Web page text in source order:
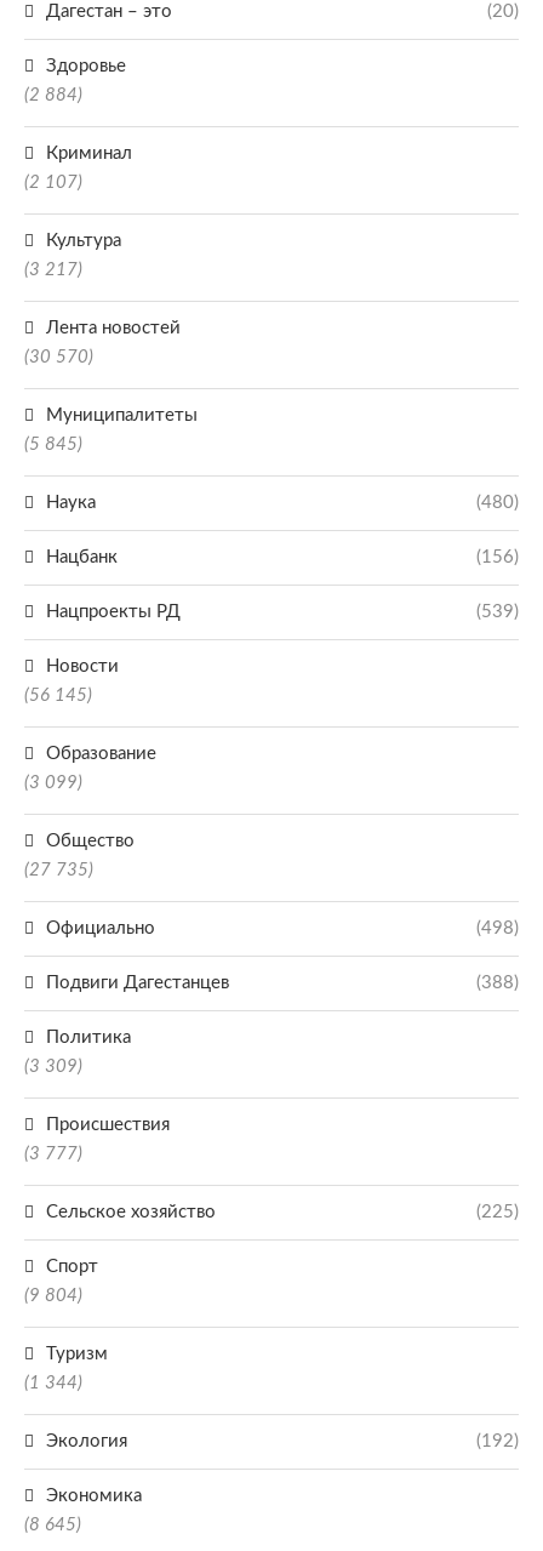
Дагестан – это (20)
Здоровье
(2 884)
Криминал
(2 107)
Культура
(3 217)
Лента новостей
(30 570)
Муниципалитеты
(5 845)
Наука (480)
Нацбанк (156)
Нацпроекты РД (539)
Новости
(56 145)
Образование
(3 099)
Общество
(27 735)
Официально (498)
Подвиги Дагестанцев (388)
Политика
(3 309)
Происшествия
(3 777)
Сельское хозяйство (225)
Спорт
(9 804)
Туризм
(1 344)
Экология (192)
Экономика
(8 645)